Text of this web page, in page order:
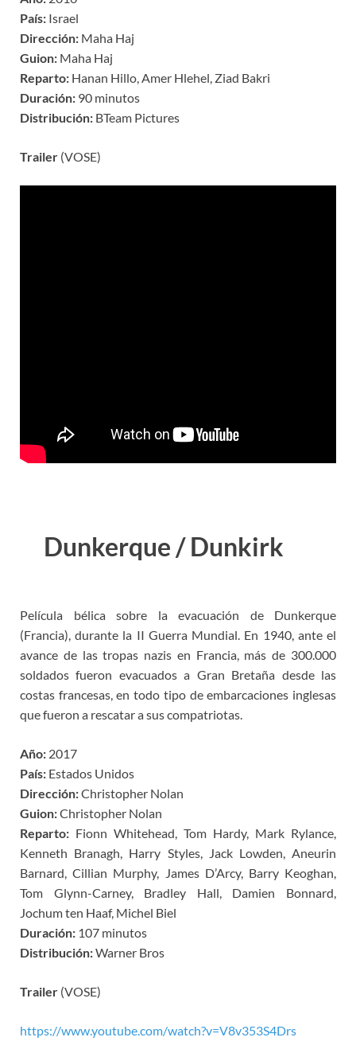
País: Israel
Dirección: Maha Haj
Guion: Maha Haj
Reparto: Hanan Hillo, Amer Hlehel, Ziad Bakri
Duración: 90 minutos
Distribución: BTeam Pictures
Trailer (VOSE)
Dunkerque / Dunkirk
Película bélica sobre la evacuación de Dunkerque
(Francia), durante la II Guerra Mundial. En 1940, ante el
avance de las tropas nazis en Francia, más de 300.000
soldados fueron evacuados a Gran Bretaña desde las
costas francesas, en todo tipo de embarcaciones inglesas
que fueron a rescatar a sus compatriotas.
Año: 2017
País: Estados Unidos
Dirección:Christopher Nolan
Guion:Christopher Nolan
Reparto: Fionn Whitehead, Tom Hardy, Mark Rylance,
Kenneth Branagh, Harry Styles, Jack Lowden, Aneurin
Barnard, Cillian Murphy, James D’Arcy, Barry Keoghan,
Tom Glynn-Carney, Bradley Hall, Damien Bonnard,
Jochum ten Haaf, Michel Biel
Duración: 107 minutos
Distribución:Warner Bros
Trailer (VOSE)
https://www.youtube.com/watch?v=V8v353S4Drs